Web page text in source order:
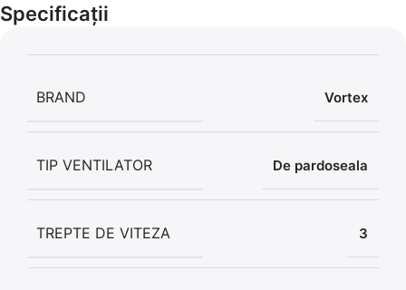
56,86 LEI
Specificații
BRAND Vortex
TIP VENTILATOR De pardoseala
TREPTE DE VITEZA 3